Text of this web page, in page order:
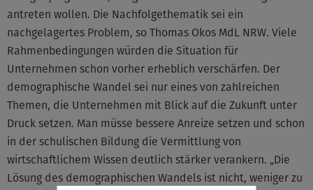
antreten wollen. Die Nachfolgethematik sei ein
nachgelagertes Problem, so Thomas Okos MdL NRW. Viele
Rahmenbedingungen würden die Situation für
Unternehmen schon vorher erheblich verschärfen. Der
demographische Wandel sei nur eines von zahlreichen
Themen, die Unternehmen mit Blick auf die Zukunft unter
Druck setzen. Man müsse bessere Anreize setzen und schon
in der schulischen Bildung die Vermittlung von
wirtschaftlichem Wissen deutlich stärker verankern. „Die
Lösung des demographischen Wandels ist nicht, weniger zu